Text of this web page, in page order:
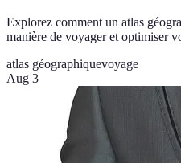
Explorez comment un atlas
manière de voyager et optimiser
atlas géographiquevoyage
Aug 3